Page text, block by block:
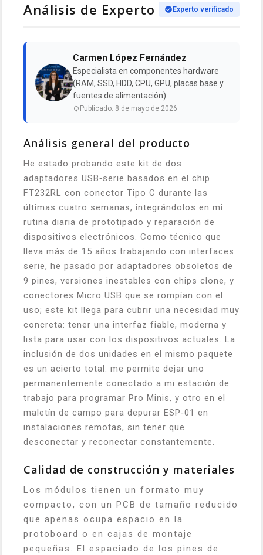
Análisis de Experto Experto verificado
Carmen López Fernández
Especialista en componentes hardware
(RAM, SSD, HDD, CPU, GPU, placas base y
fuentes de alimentación)
Publicado: 8 de mayo de 2026
Análisis general del producto
He estado probando este kit de dos
adaptadores USB‑serie basados en el chip
FT232RL con conector Tipo C durante las
últimas cuatro semanas, integrándolos en mi
rutina diaria de prototipado y reparación de
dispositivos electrónicos. Como técnico que
lleva más de 15 años trabajando con interfaces
serie, he pasado por adaptadores obsoletos de
9 pines, versiones inestables con chips clone, y
conectores Micro USB que se rompían con el
uso; este kit llega para cubrir una necesidad muy
concreta: tener una interfaz fiable, moderna y
lista para usar con los dispositivos actuales. La
inclusión de dos unidades en el mismo paquete
es un acierto total: me permite dejar uno
permanentemente conectado a mi estación de
trabajo para programar Pro Minis, y otro en el
maletín de campo para depurar ESP‑01 en
instalaciones remotas, sin tener que
desconectar y reconectar constantemente.
Calidad de construcción y materiales
Los módulos tienen un formato muy
compacto, con un PCB de tamaño reducido
que apenas ocupa espacio en la
protoboard o en cajas de montaje
pequeñas. El espaciado de los pines de